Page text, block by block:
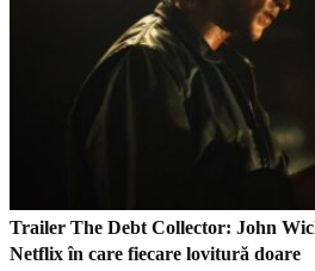
Trailer The Debt Collector: John
Netflix în care fiecare lovitură doare